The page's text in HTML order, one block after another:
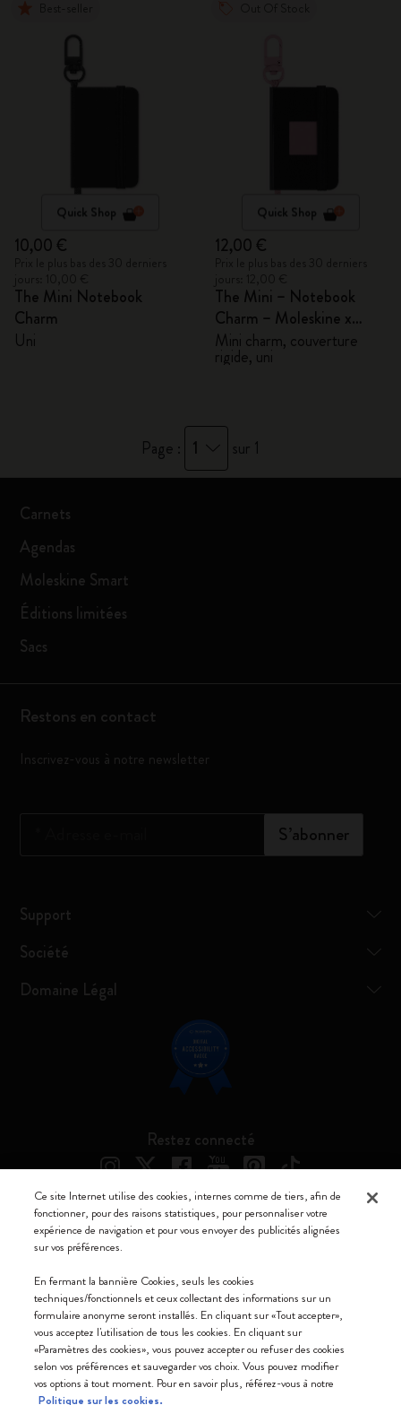
Quick Shop
10,00 €
The Mini Notebook
Charm
Uni
Quick Shop
12,00 €
The Mini – Notebook
Charm – Moleskine x
BLACKPINK
Mini charm, couverture
rigide, uni
Page : 1 sur 1
Carnets
Agendas
Moleskine Smart
Éditions limitées
Sacs
Restons en contact
Inscrivez-vous à notre newsletter
S’abonner
Support
Société
Domaine Légal
Restez connecté
Nous acceptons
Moleskine ® est une marque enregistrée de Moleskine Srl a socio unico
Italia - P. IVA / CCIAA n. 07234480965 - REA MI 1945400 - Cap.
Soc. €2.181.513,42
Ce site Internet utilise des cookies, internes comme de tiers, afin de
fonctionner, pour des raisons statistiques, pour personnaliser votre
expérience de navigation et pour vous envoyer des publicités alignées
sur vos préférences.
En fermant la bannière Cookies, seuls les cookies
techniques/fonctionnels et ceux collectant des informations sur un
formulaire anonyme seront installés. En cliquant sur «Tout accepter»,
vous acceptez l'utilisation de tous les cookies. En cliquant sur
«Paramètres des cookies», vous pouvez accepter ou refuser des cookies
selon vos préférences et sauvegarder vos choix. Vous pouvez modifier
vos options à tout moment. Pour en savoir plus, référez-vous à notre
Politique sur les cookies.